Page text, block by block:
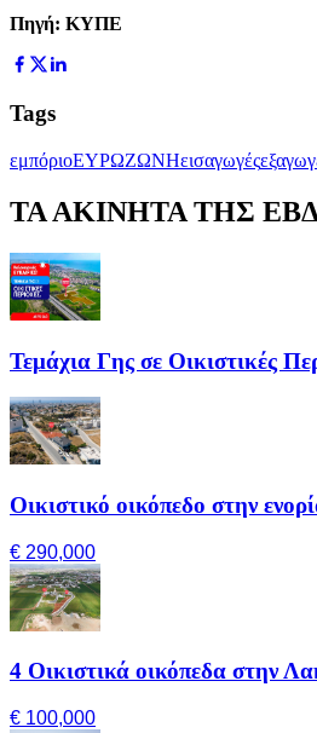
Πηγή: ΚΥΠΕ
Tags
εμπόριοΕΥΡΩΖΩΝΗεισαγωγές
ΤΑ ΑΚΙΝΗΤΑ ΤΗΣ
Τεμάχια Γης σε Οικιστικές
Οικιστικό οικόπεδο στην
€ 290,000
4 Οικιστικά οικόπεδα στην
€ 100,000